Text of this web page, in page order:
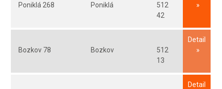
Poniklá 268 Poniklá
512
42
Bozkov 78 Bozkov
512
13
Detail
Detail